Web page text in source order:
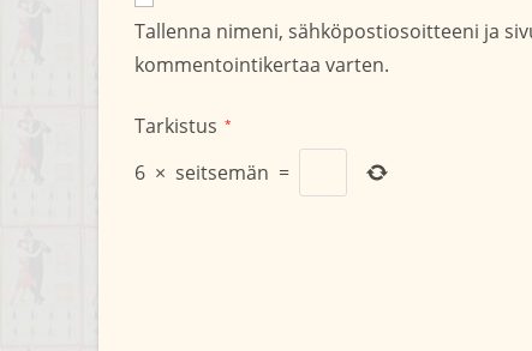
käyttäjätunnuksesi
kommentoidaksesi
Tallenna nimeni, sähköpostiosoitteeni ja
kommentointikertaa varten.
Tarkistus *
6 × seitsemän =